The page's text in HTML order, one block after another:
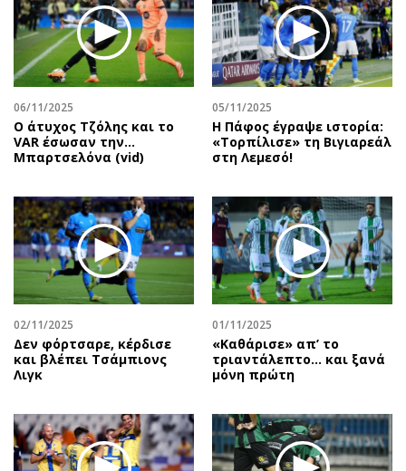
Ενέργεια
Ναυτιλία
Περιβάλλον
Κόσμος
Παράξενα
Σινεμά
Θέατρο-Χορός
Μουσική
Εικαστικά
Βιβλίο
Χειρόγραφα
Γυναίκα
Showbiz
Ταξίδια
Έξοδος
Media
Wine routes
Podcasts
Uncut
Προσφορές
Προσωπικότητες στην ''Κ''
Επιστολές
06/11/2025
Ο άτυχος Τζόλης και το
VAR έσωσαν την…
Μπαρτσελόνα (vid)
05/11/2025
Η Πάφος έγραψε ιστορία:
«Τορπίλισε» τη Βιγιαρεάλ
στη Λεμεσό!
02/11/2025
Δεν φόρτσαρε, κέρδισε
και βλέπει Τσάμπιονς
Λιγκ
01/11/2025
«Καθάρισε» απ’ το
τριαντάλεπτο… και ξανά
μόνη πρώτη